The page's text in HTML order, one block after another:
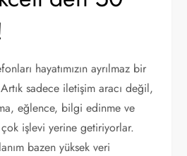
hayatımızın ayrılmaz bir
sadece iletişim aracı değil,
eğlence, bilgi edinme ve
işlevi yerine getiriyorlar.
bazen yüksek veri